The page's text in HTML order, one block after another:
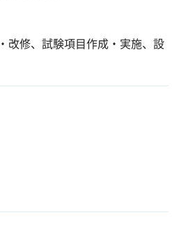
改修、試験項目作成・実施、設